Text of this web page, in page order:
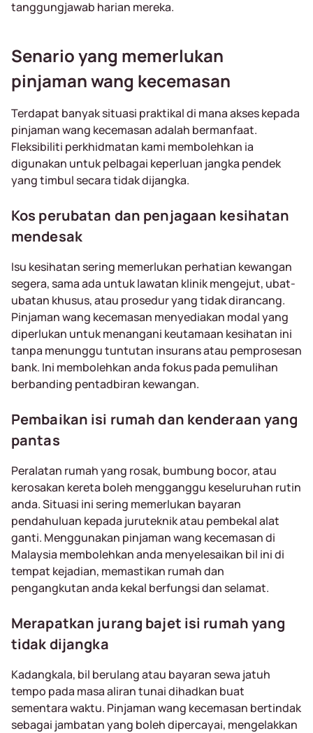
tanggungjawab harian mereka.
Senario yang memerlukan
pinjaman wang kecemasan
Terdapat banyak situasi praktikal di mana akses kepada
pinjaman wang kecemasan adalah bermanfaat.
Fleksibiliti perkhidmatan kami membolehkan ia
digunakan untuk pelbagai keperluan jangka pendek
yang timbul secara tidak dijangka.
Kos perubatan dan penjagaan kesihatan
mendesak
Isu kesihatan sering memerlukan perhatian kewangan
segera, sama ada untuk lawatan klinik mengejut, ubat-
ubatan khusus, atau prosedur yang tidak dirancang.
Pinjaman wang kecemasan menyediakan modal yang
diperlukan untuk menangani keutamaan kesihatan ini
tanpa menunggu tuntutan insurans atau pemprosesan
bank. Ini membolehkan anda fokus pada pemulihan
berbanding pentadbiran kewangan.
Pembaikan isi rumah dan kenderaan yang
pantas
Peralatan rumah yang rosak, bumbung bocor, atau
kerosakan kereta boleh mengganggu keseluruhan rutin
anda. Situasi ini sering memerlukan bayaran
pendahuluan kepada juruteknik atau pembekal alat
ganti. Menggunakan pinjaman wang kecemasan di
Malaysia membolehkan anda menyelesaikan bil ini di
tempat kejadian, memastikan rumah dan
pengangkutan anda kekal berfungsi dan selamat.
Merapatkan jurang bajet isi rumah yang
tidak dijangka
Kadangkala, bil berulang atau bayaran sewa jatuh
tempo pada masa aliran tunai dihadkan buat
sementara waktu. Pinjaman wang kecemasan bertindak
sebagai jambatan yang boleh dipercayai, mengelakkan